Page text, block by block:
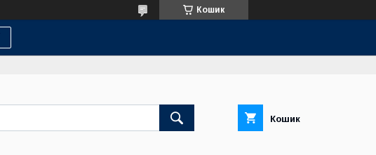
Кошик
Кошик